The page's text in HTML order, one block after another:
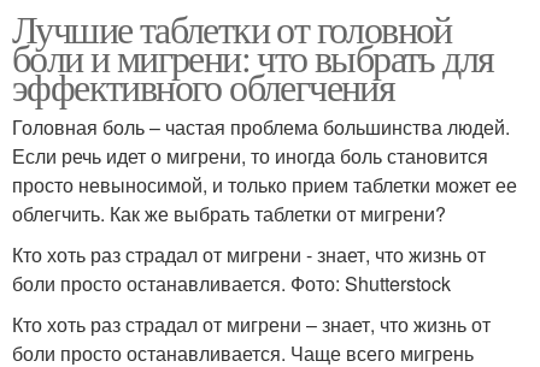
Лучшие таблетки от головной
боли и мигрени: что выбрать для
эффективного облегчения
Головная боль – частая проблема большинства людей.
Если речь идет о мигрени, то иногда боль становится
просто невыносимой, и только прием таблетки может ее
облегчить. Как же выбрать таблетки от мигрени?
Кто хоть раз страдал от мигрени - знает, что жизнь от
боли просто останавливается. Фото: Shutterstock
Кто хоть раз страдал от мигрени – знает, что жизнь от
боли просто останавливается. Чаще всего мигрень